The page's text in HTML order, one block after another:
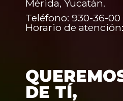
Mérida, Yucatán.
Teléfono: 930-36-00
Horario de
DE TÍ,